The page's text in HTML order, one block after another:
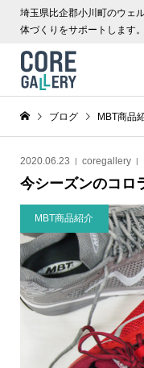
埼玉県比企郡小川町のウェ
体づくりをサポートします。
ブログ MBT商品
2020.06.23 coregallery
今シーズンのコロ
MBT商品紹介